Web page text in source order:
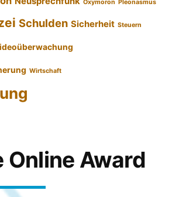
Oxymoron Pleonasmus
Schulden Sicherheit Steuern
Wirtschaft
Online Award